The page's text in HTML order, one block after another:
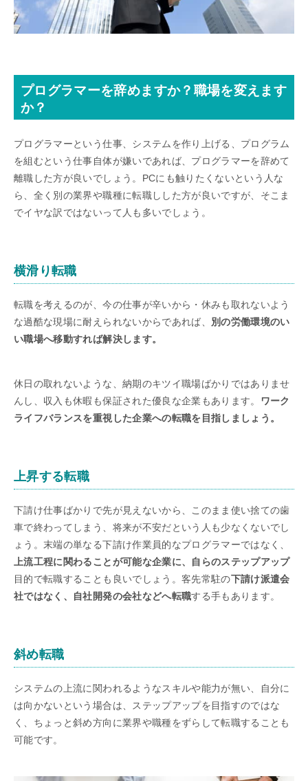
プログラマーを辞めますか？職場を変えます
か？
プログラマーという仕事、システムを作り上げる、プログラム
を組むという仕事自体が嫌いであれば、プログラマーを辞めて
離職した方が良いでしょう。PCにも触りたくないという人な
ら、全く別の業界や職種に転職しした方が良いですが、そこま
でイヤな訳ではないって人も多いでしょう。
横滑り転職
転職を考えるのが、今の仕事が辛いから・休みも取れないよう
な過酷な現場に耐えられないからであれば、 別の労働環境のい
い職場へ移動すれば解決します。
休日の取れないような、納期のキツイ職場ばかりではありませ
んし、収入も休暇も保証された優良な企業もあります。
ワーク
ライフバランスを重視した企業への転職を目指しましょう。
上昇する転職
下請け仕事ばかりで先が見えないから、このまま使い捨ての歯
車で終わってしまう、将来が不安だという人も少なくないでし
ょう。末端の単なる下請け作業員的なプログラマーではなく、
上流工程に関わることが可能な企業に、自らのステップアップ
目的で転職することも良いでしょう。客先常駐の下請け派遣会
社ではなく、自社開発の会社などへ転職する手もあります。
斜め転職
システムの上流に関われるようなスキルや能力が無い、自分に
は向かないという場合は、ステップアップを目指すのではな
く、ちょっと斜め方向に業界や職種をずらして転職することも
可能です。